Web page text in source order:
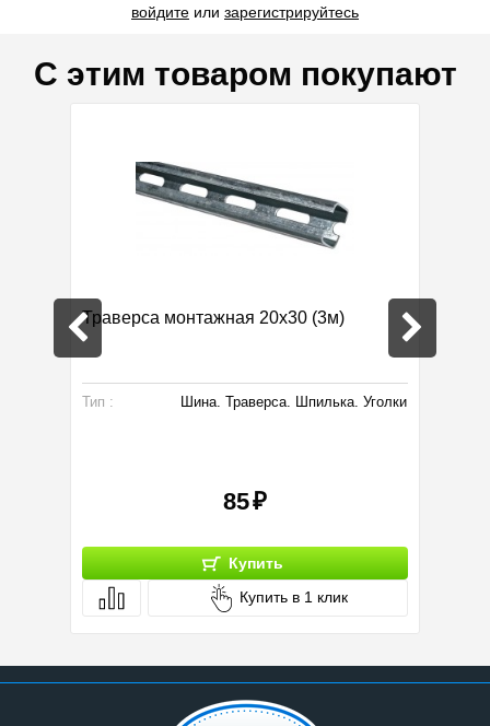
войдите или зарегистрируйтесь
С этим товаром покупают
Траверса монтажная 20х30 (3м)
Тип : Шина. Траверса. Шпилька. Уголки
85
Купить
Купить в 1 клик